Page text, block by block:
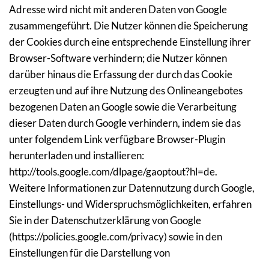
Adresse wird nicht mit anderen Daten von Google
zusammengeführt. Die Nutzer können die Speicherung
der Cookies durch eine entsprechende Einstellung ihrer
Browser-Software verhindern; die Nutzer können
darüber hinaus die Erfassung der durch das Cookie
erzeugten und auf ihre Nutzung des Onlineangebotes
bezogenen Daten an Google sowie die Verarbeitung
dieser Daten durch Google verhindern, indem sie das
unter folgendem Link verfügbare Browser-Plugin
herunterladen und installieren:
http://tools.google.com/dlpage/gaoptout?hl=de.
Weitere Informationen zur Datennutzung durch Google,
Einstellungs- und Widerspruchsmöglichkeiten, erfahren
Sie in der Datenschutzerklärung von Google
(https://policies.google.com/privacy) sowie in den
Einstellungen für die Darstellung von